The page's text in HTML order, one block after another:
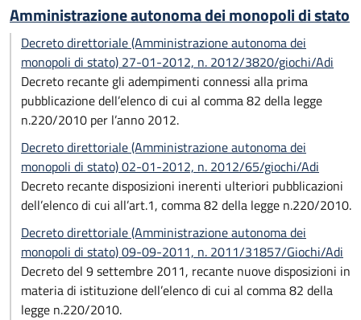
Amministrazione autonoma dei monopoli di stato
Decreto direttoriale (Amministrazione autonoma dei
monopoli di stato) 27-01-2012, n. 2012/3820/giochi/Adi
Decreto recante gli adempimenti connessi alla prima
pubblicazione dell’elenco di cui al comma 82 della legge
n.220/2010 per l’anno 2012.
Decreto direttoriale (Amministrazione autonoma dei
monopoli di stato) 02-01-2012, n. 2012/65/giochi/Adi
Decreto recante disposizioni inerenti ulteriori pubblicazioni
dell’elenco di cui all’art.1, comma 82 della legge n.220/2010.
Decreto direttoriale (Amministrazione autonoma dei
monopoli di stato) 09-09-2011, n. 2011/31857/Giochi/Adi
Decreto del 9 settembre 2011, recante nuove disposizioni in
materia di istituzione dell’elenco di cui al comma 82 della
legge n.220/2010.